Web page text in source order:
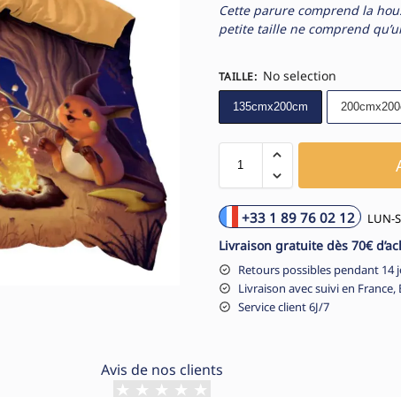
Cette parure comprend la
petite taille ne comprend
TAILLE: No selection
135cmx200cm
+33 1 89 76 02 12 LUN-
Livraison gratuite dès 70€
Retours possibles pendant 14
Livraison avec suivi en France,
Service client 6J/7
Avis de nos clients